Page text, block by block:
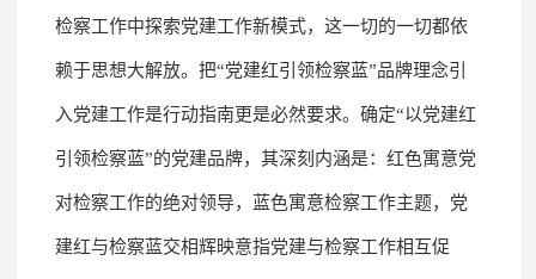
检察工作中探索党建工作新模式，这一切的一切都依
赖于思想大解放。把“党建红引领检察蓝”品牌理念引
入党建工作是行动指南更是必然要求。确定“以党建红
引领检察蓝”的党建品牌，其深刻内涵是：红色寓意党
对检察工作的绝对领导，蓝色寓意检察工作主题，党
建红与检察蓝交相辉映意指党建与检察工作相互促